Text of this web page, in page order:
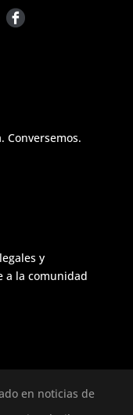
Conversemos.
y
a la comunidad
en noticias de